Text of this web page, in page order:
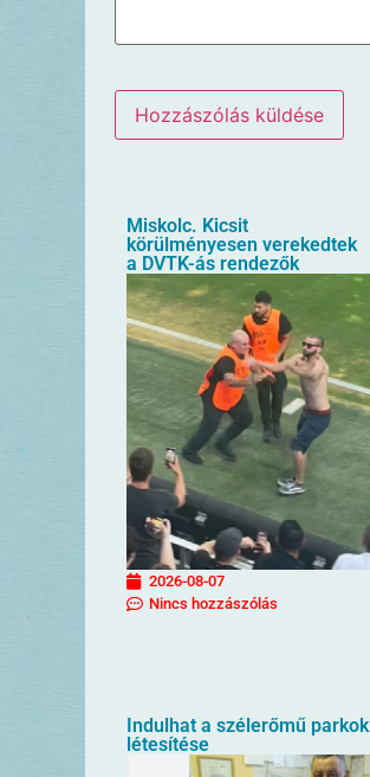
Miskolc. Kicsit
körülményesen verekedtek
a DVTK-ás rendezők
2026-08-07
Nincs hozzászólás
Indulhat a szélerőmű parkok
létesítése